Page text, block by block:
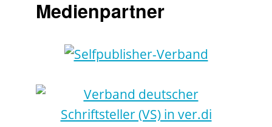
Medienpartner